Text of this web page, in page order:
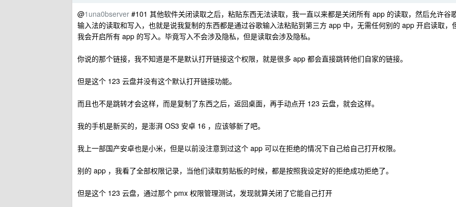
@1una0bserver #101 其他软件关闭读取之后，粘贴东西无法读取，我一直以来都是关闭所有 app 的读取，然后允许谷
输入法的读取和写入，也就是说我复制的东西都是通过谷歌输入法粘贴到第三方 app 中，无需任何别的 app 开启读取，
我会开启所有 app 的写入。毕竟写入不会涉及隐私，但是读取会涉及隐私。
你说的那个链接，我不知道是不是默认打开链接这个权限，就是很多 app 都会直接跳转他们自家的链接。
但是这个 123 云盘并没有这个默认打开链接功能。
而且也不是跳转才会这样，而是复制了东西之后，返回桌面，再手动点开 123 云盘，就会这样。
我的手机是新买的，是澎湃 OS3 安卓 16 ，应该够新了吧。
我上一部国产安卓也是小米，但是以前没注意到过这个 app 可以在拒绝的情况下自己给自己打开权限。
别的 app ，我看了全部权限记录，当他们读取剪贴板的时候，都是按照我设定好的拒绝成功拒绝了。
但是这个 123 云盘，通过那个 pmx 权限管理测试，发现就算关闭了它能自己打开